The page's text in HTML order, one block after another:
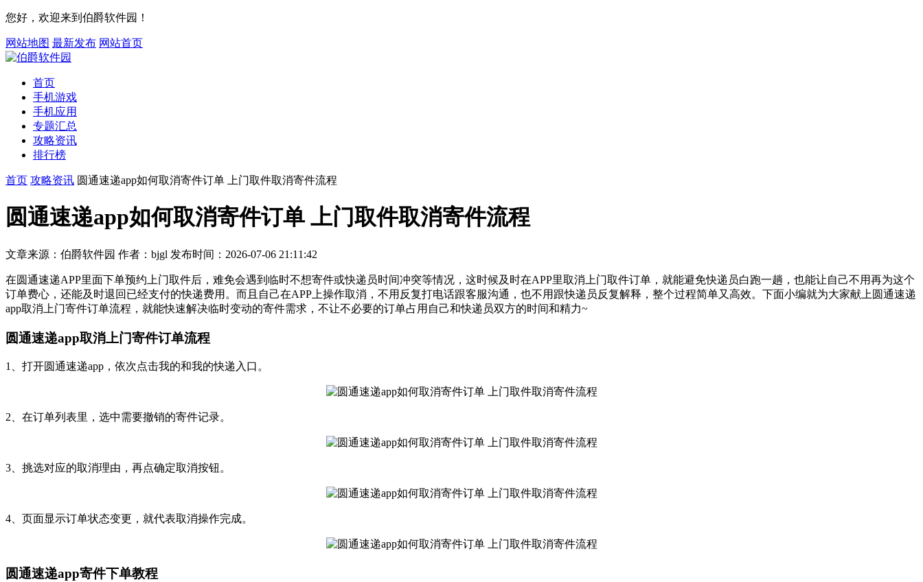
您好，欢迎来到伯爵软件园！
网站地图 最新发布 网站首页
首页
手机游戏
手机应用
专题汇总
攻略资讯
排行榜
首页 攻略资讯 圆通速递app如何取消寄件订单 上门取件取消寄件流程
圆通速递app如何取消寄件订单 上门取件取消寄件流程
文章来源：伯爵软件园 作者：bjgl 发布时间：2026-07-06 21:11:42
在圆通速递APP里面下单预约上门取件后，难免会遇到临时不想寄件或快递员时间冲突等情况，这时候及时在APP里取消上门取件订单，就能避免快递员白跑一趟，也能让自己不用再为这个
订单费心，还能及时退回已经支付的快递费用。而且自己在APP上操作取消，不用反复打电话跟客服沟通，也不用跟快递员反复解释，整个过程简单又高效。下面小编就为大家献上圆通速递
app取消上门寄件订单流程，就能快速解决临时变动的寄件需求，不让不必要的订单占用自己和快递员双方的时间和精力~
圆通速递app取消上门寄件订单流程
1、打开圆通速递app，依次点击我的和我的快递入口。
2、在订单列表里，选中需要撤销的寄件记录。
3、挑选对应的取消理由，再点确定取消按钮。
4、页面显示订单状态变更，就代表取消操作完成。
圆通速递app寄件下单教程